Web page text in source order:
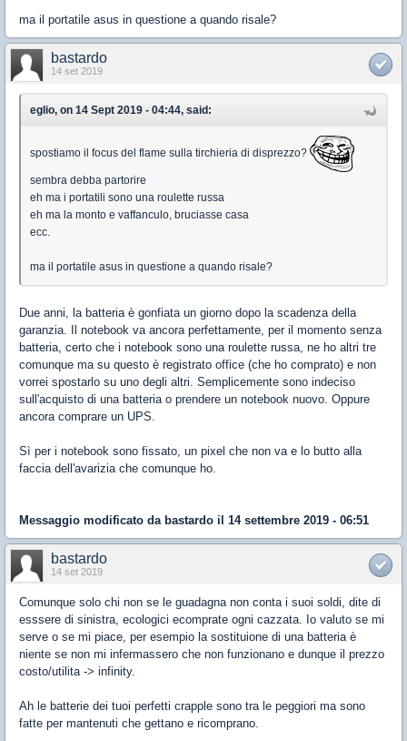
ma il portatile asus in questione a quando risale?
bastardo
14 set 2019
eglio, on 14 Sept 2019 - 04:44, said:
spostiamo il focus del flame sulla tirchieria di disprezzo?
sembra debba partorire
eh ma i portatili sono una roulette russa
eh ma la monto e vaffanculo, bruciasse casa
ecc.
ma il portatile asus in questione a quando risale?
Due anni, la batteria è gonfiata un giorno dopo la scadenza della
garanzia. Il notebook va ancora perfettamente, per il momento senza
batteria, certo che i notebook sono una roulette russa, ne ho altri tre
comunque ma su questo è registrato office (che ho comprato) e non
vorrei spostarlo su uno degli altri. Semplicemente sono indeciso
sull'acquisto di una batteria o prendere un notebook nuovo. Oppure
ancora comprare un UPS.
Sì per i notebook sono fissato, un pixel che non va e lo butto alla
faccia dell'avarizia che comunque ho.
Messaggio modificato da bastardo il 14 settembre 2019 - 06:51
bastardo
14 set 2019
Comunque solo chi non se le guadagna non conta i suoi soldi, dite di
esssere di sinistra, ecologici ecomprate ogni cazzata. Io valuto se mi
serve o se mi piace, per esempio la sostituione di una batteria è
niente se non mi infermassero che non funzionano e dunque il prezzo
costo/utilita -> infinity.
Ah le batterie dei tuoi perfetti crapple sono tra le peggiori ma sono
fatte per mantenuti che gettano e ricomprano.